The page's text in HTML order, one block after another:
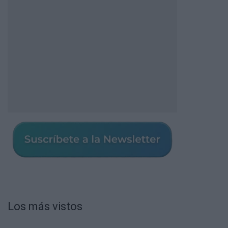
Los más vistos